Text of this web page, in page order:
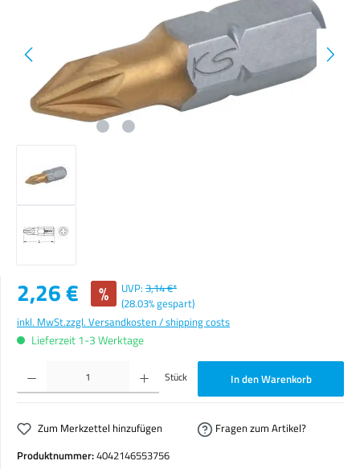
Verkaufspreis:
2,26 € % UVP: 3,14 €*
(28.03% gespart)
inkl. MwSt.zzgl. Versandkosten / shipping costs
Lieferzeit 1-3 Werktage
Produkt Anzahl: Gib den gewünschten Wert ein oder benutze die Schaltflächen um die Anzahl zu
Stück In den Warenkorb
Zum Merkzettel hinzufügen
Fragen zum Artikel?
Produktnummer:4042146553756